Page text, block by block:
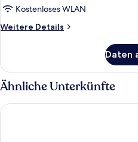
Kostenloses WLAN
Weitere Details
Weitere
Doppelzimmer
Daten
Ähnliche Unterkünfte
Kyriad Angers Pont De Ce